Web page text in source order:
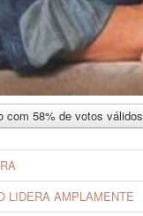
com 58% de votos válidos
LIDERA AMPLAMENTE